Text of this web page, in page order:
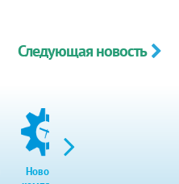
Следующая новость
Новости